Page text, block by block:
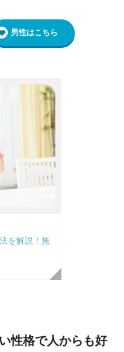
男性はこちら
を解説！無
性格で人からも好